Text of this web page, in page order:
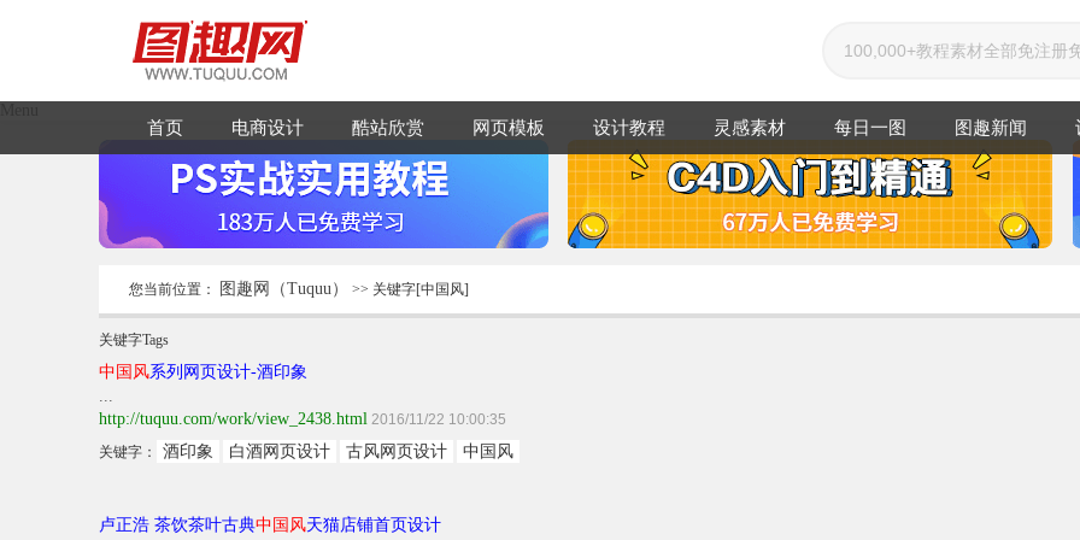
首页 电商设计 酷站欣赏 网页模板 设计教程 灵感素材 每日一图 图趣新闻
您当前位置： 图趣网（Tuquu） >> 关键字[中国风]
关键字Tags
中国风系列网页设计-酒印象
...
http://tuquu.com/work/view_2438.html 2016/11/22 10:00:35
关键字：
酒印象 白酒网页设计 古风网页设计 中国风
卢正浩 茶饮茶叶古典中国风天猫店铺首页设计